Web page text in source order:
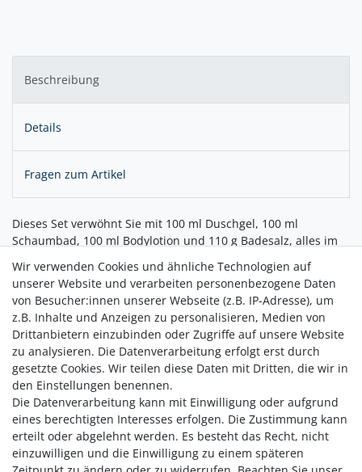
Beschreibung
Details
Fragen zum Artikel
Dieses Set verwöhnt Sie mit 100 ml Duschgel, 100 ml
Schaumbad, 100 ml Bodylotion und 110 g Badesalz, alles im
Weiß, Creme und Gold verleihen Ihrem Badezimmer einen
Hauch von Luxus.
Perfekt für entspannende Winterabende oder als besonderes
Geschenk!
Wir verwenden Cookies und ähnliche Technologien auf
unserer Website und verarbeiten personenbezogene Daten
von Besucher:innen unserer Webseite (z.B. IP-Adresse), um
z.B. Inhalte und Anzeigen zu personalisieren, Medien von
Drittanbietern einzubinden oder Zugriffe auf unsere Website
zu analysieren. Die Datenverarbeitung erfolgt erst durch
gesetzte Cookies. Wir teilen diese Daten mit Dritten, die wir in
den Einstellungen benennen.
Die Datenverarbeitung kann mit Einwilligung oder aufgrund
eines berechtigten Interesses erfolgen. Die Zustimmung kann
erteilt oder abgelehnt werden. Es besteht das Recht, nicht
einzuwilligen und die Einwilligung zu einem späteren